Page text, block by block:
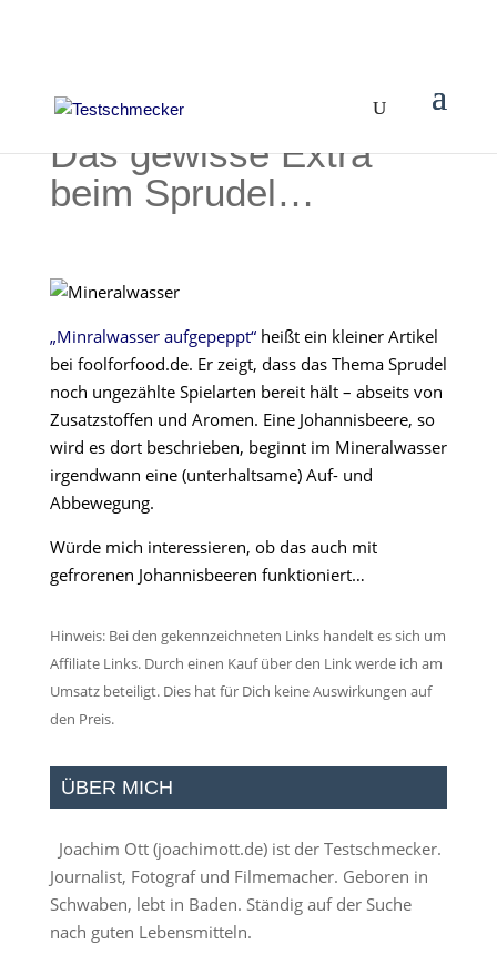
Das gewisse Extra
beim Sprudel…
„Minralwasser aufgepeppt“heißt ein kleiner Artikel
bei foolforfood.de. Er zeigt, dass das Thema Sprudel
noch ungezählte Spielarten bereit hält – abseits von
Zusatzstoffen und Aromen. Eine Johannisbeere, so
wird es dort beschrieben, beginnt im Mineralwasser
irgendwann eine (unterhaltsame) Auf- und
Abbewegung.
Würde mich interessieren, ob das auch mit
gefrorenen Johannisbeeren funktioniert…
Hinweis: Bei den gekennzeichneten Links handelt es sich um
Affiliate Links. Durch einen Kauf über den Link werde ich am
Umsatz beteiligt. Dies hat für Dich keine Auswirkungen auf
den Preis.
ÜBER MICH
Joachim Ott (joachimott.de) ist der Testschmecker.
Journalist, Fotograf und Filmemacher. Geboren in
Schwaben, lebt in Baden. Ständig auf der Suche
nach guten Lebensmitteln.